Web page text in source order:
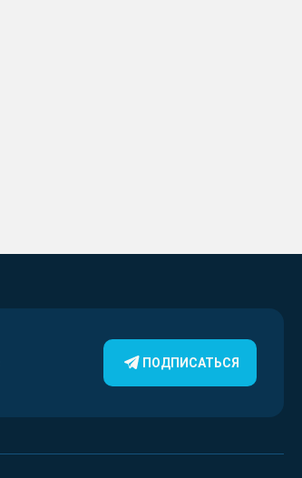
ПОДПИСАТЬСЯ